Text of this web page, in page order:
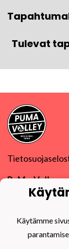
Tulevat
PuMa-Volley ry
Y-tunnus
puma@puma-
Linkki muihin
Käytämme